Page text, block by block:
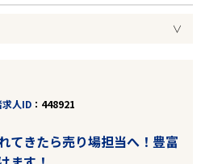
人ID 448921
てきたら売り場担当へ！豊富